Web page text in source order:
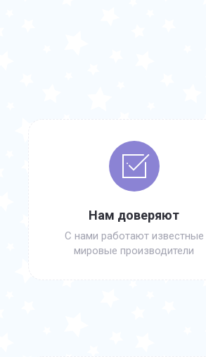
Нам доверяют
С нами работают известные
мировые производители